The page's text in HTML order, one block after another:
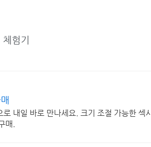
험기
내일 바로 만나세요. 크기 조절 가능한 섹시
매.